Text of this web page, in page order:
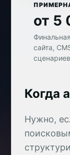
от 5
сайта,
Когда
Нужно,